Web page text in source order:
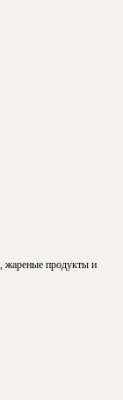
жареные продукты и